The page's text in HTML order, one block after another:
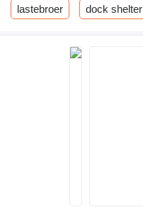
lastebroer dock shelter